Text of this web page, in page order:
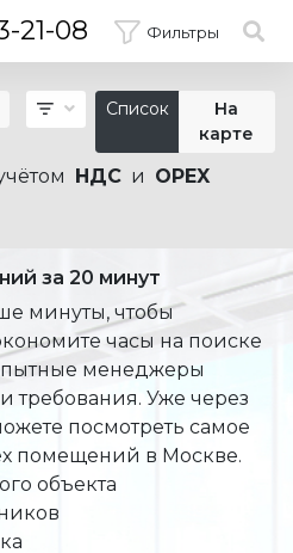
21-08 Фильтры
×
Список
На
карте
НДС и OPEX
за 20 минут
минуты, чтобы
часы на поиске
менеджеры
требования. Уже через
посмотреть самое
помещений в Москве.
объекта